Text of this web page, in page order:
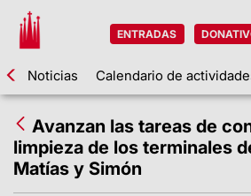
ENTRADAS
Noticias Calendario de
Avanzan las tareas de
limpieza de los terminales
Matías y Simón